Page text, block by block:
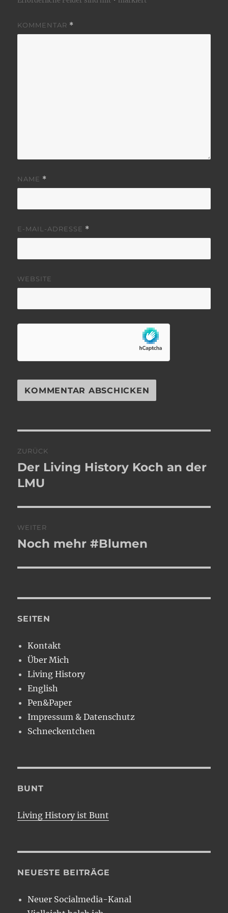
KOMMENTAR *
NAME *
E-MAIL-ADRESSE *
WEBSITE
ZURÜCK
Vorheriger
Beitrag:
Der Living History Koch an der
LMU
WEITER
Nächster
Noch mehr #Blumen
SEITEN
Kontakt
Über Mich
Living History
English
Pen&Paper
Impressum & Datenschutz
Schneckentchen
BUNT
Living History ist Bunt
NEUESTE BEITRÄGE
Neuer Socialmedia-Kanal